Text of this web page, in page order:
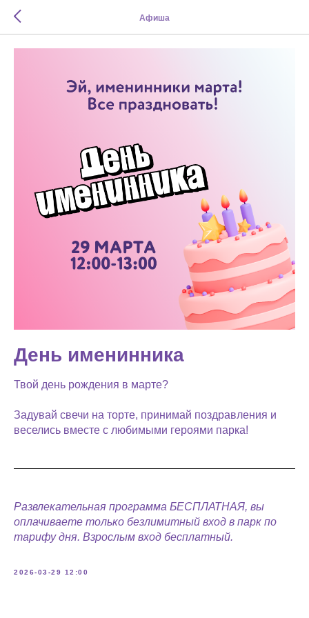
Афиша
День именинника
Твой день рождения в марте?
Задувай свечи на торте, принимай поздравления и
веселись вместе с любимыми героями парка!
Развлекательная программа БЕСПЛАТНАЯ, вы
оплачиваете только безлимитный вход в парк по
тарифу дня. Взрослым вход бесплатный.
2026-03-29 12:00